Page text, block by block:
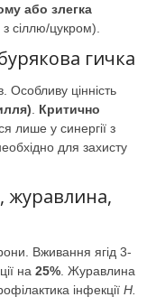
або злегка
сіллю/цукром).
гичка
Особливу цінність
Критично
лише у синергії з
для захисту
журавлина,
Вживання ягід 3-
на 25% . Журавлина
інфекції H.